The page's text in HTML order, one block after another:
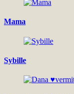
Mama
Sybille